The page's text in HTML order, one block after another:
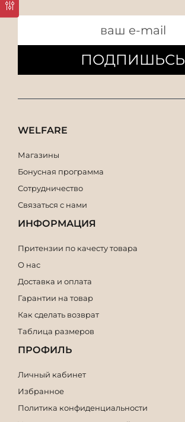
ПОДПИШЬСЬ
WELFARE
Магазины
Бонусная программа
Сотрудничество
Связаться с нами
ИНФОРМАЦИЯ
Притензии по качесту товара
О нас
Доставка и оплата
Гарантии на товар
Как сделать возврат
Таблица размеров
ПРОФИЛЬ
Личный кабинет
Избранное
Политика конфиденциальности